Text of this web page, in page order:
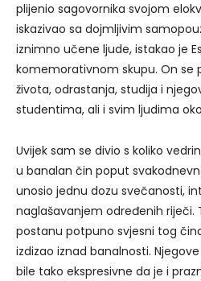
plijenio sagovornika svojom
iskazivao sa dojmljivim
iznimno učene ljude, istakao je
komemorativnom skupu. On se
života, odrastanja, studija i
studentima, ali i svim ljudima
Uvijek sam se divio s koliko
u banalan čin poput
unosio jednu dozu svečanosti,
naglašavanjem određenih riječi.
postanu potpuno svjesni tog
izdizao iznad banalnosti.
bile tako ekspresivne da je i